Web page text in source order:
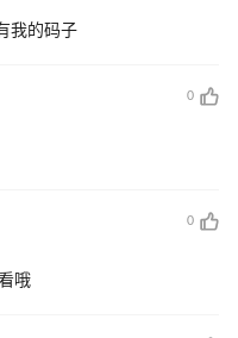
我的码子
0
0
哦